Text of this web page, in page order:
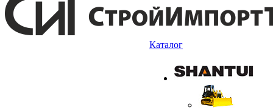
Каталог